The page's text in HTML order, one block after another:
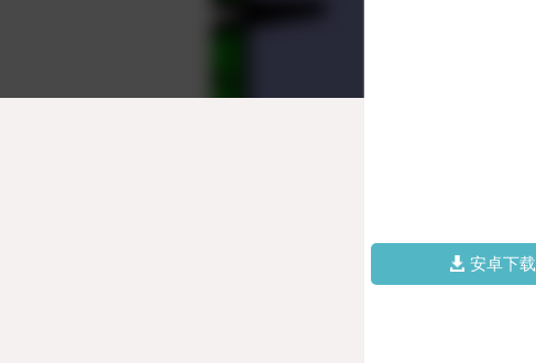
安卓下载